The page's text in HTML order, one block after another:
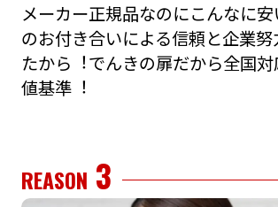
メーカー正規品なのにこんなに
のお付き合いによる信頼と企業努
たから︕でんきの扉だから全国
値基準︕
REASON 3